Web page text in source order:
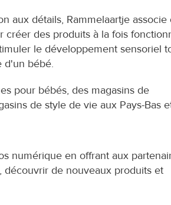
aux détails, Rammelaartje associe
créer des produits à la fois
le développement sensoriel
d'un bébé.
pour bébés, des magasins de
de style de vie aux Pays-Bas
numérique en offrant aux
de nouveaux produits et